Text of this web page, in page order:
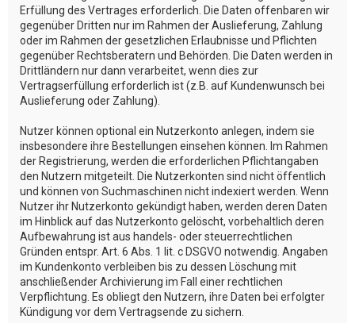
Erfüllung des Vertrages erforderlich. Die Daten offenbaren wir
gegenüber Dritten nur im Rahmen der Auslieferung, Zahlung
oder im Rahmen der gesetzlichen Erlaubnisse und Pflichten
gegenüber Rechtsberatern und Behörden. Die Daten werden in
Drittländern nur dann verarbeitet, wenn dies zur
Vertragserfüllung erforderlich ist (z.B. auf Kundenwunsch bei
Auslieferung oder Zahlung).
Nutzer können optional ein Nutzerkonto anlegen, indem sie
insbesondere ihre Bestellungen einsehen können. Im Rahmen
der Registrierung, werden die erforderlichen Pflichtangaben
den Nutzern mitgeteilt. Die Nutzerkonten sind nicht öffentlich
und können von Suchmaschinen nicht indexiert werden. Wenn
Nutzer ihr Nutzerkonto gekündigt haben, werden deren Daten
im Hinblick auf das Nutzerkonto gelöscht, vorbehaltlich deren
Aufbewahrung ist aus handels- oder steuerrechtlichen
Gründen entspr. Art. 6 Abs. 1 lit. c DSGVO notwendig. Angaben
im Kundenkonto verbleiben bis zu dessen Löschung mit
anschließender Archivierung im Fall einer rechtlichen
Verpflichtung. Es obliegt den Nutzern, ihre Daten bei erfolgter
Kündigung vor dem Vertragsende zu sichern.